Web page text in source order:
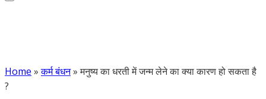
Home » कर्म बंधन» मनुष्य का धरती में जन्म लेने का क्या कारण हो सकता है
?